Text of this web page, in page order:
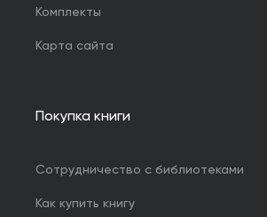
Комплекты
Карта сайта
Покупка книги
Сотрудничество с библиотеками
Как купить книгу